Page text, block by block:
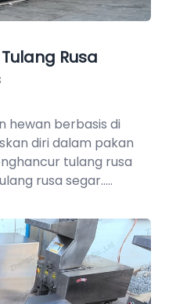
Rusa
hewan berbasis di
diri dalam pakan
tulang rusa
rusa segar.....